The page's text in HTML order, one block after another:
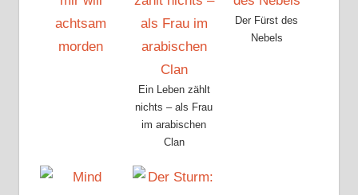
Ein Leben zählt
nichts – als Frau
im arabischen
Clan
Der Fürst des
Nebels